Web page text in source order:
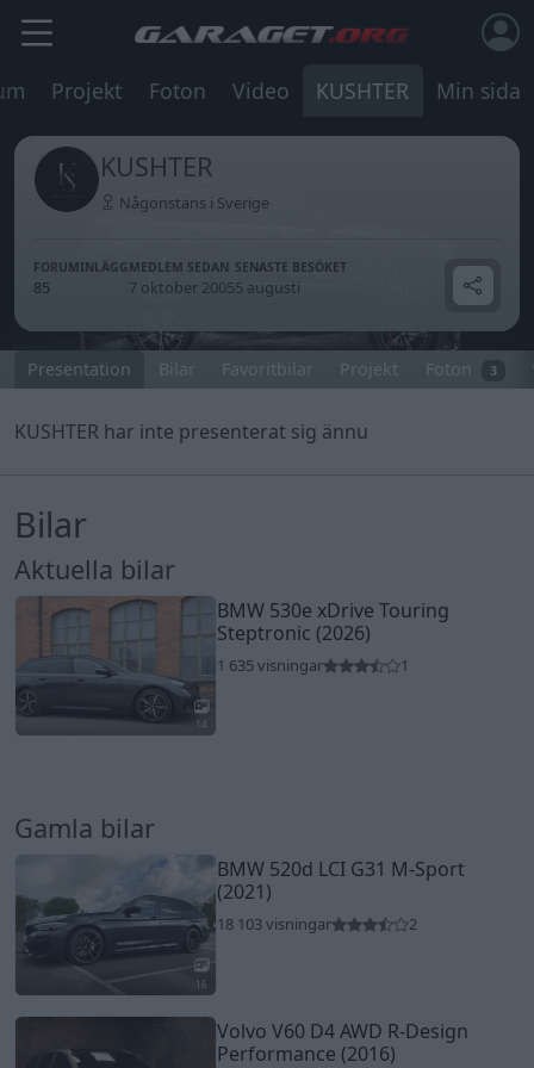
Projekt Foton Video KUSHTER Min sida
KUSHTER
Någonstans i Sverige
FORUMINLÄGG
85
MEDLEM SEDAN
7 oktober 2005
SENASTE BESÖKET
5 augusti
Presentation Bilar Favoritbilar Projekt Foton 3
KUSHTER har inte presenterat sig ännu
Bilar
Aktuella bilar
14
BMW 530e xDrive Touring
Steptronic (2026)
1 635 visningar 1
Gamla bilar
16
BMW 520d LCI G31 M-Sport
(2021)
18 103 visningar 2
Volvo V60 D4 AWD R-Design
Performance (2016)